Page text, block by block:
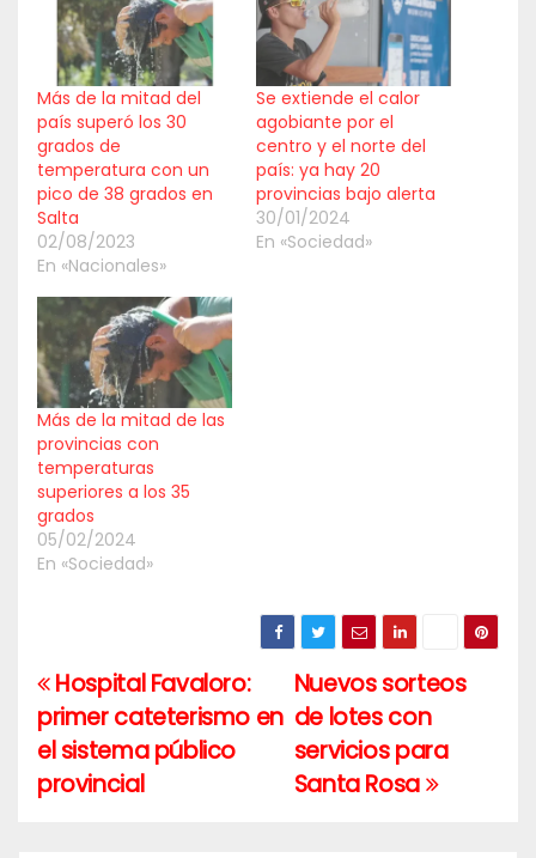
Más de la mitad del
país superó los 30
grados de
temperatura con un
pico de 38 grados en
Salta
02/08/2023
En «Nacionales»
Se extiende el calor
agobiante por el
centro y el norte del
país: ya hay 20
provincias bajo alerta
30/01/2024
En «Sociedad»
Más de la mitad de las
provincias con
temperaturas
superiores a los 35
grados
05/02/2024
En «Sociedad»
Navegación
de
entradas
Nuevos sorteos
de lotes con
servicios para
Santa Rosa
Hospital Favaloro:
primer cateterismo en
el sistema público
provincial